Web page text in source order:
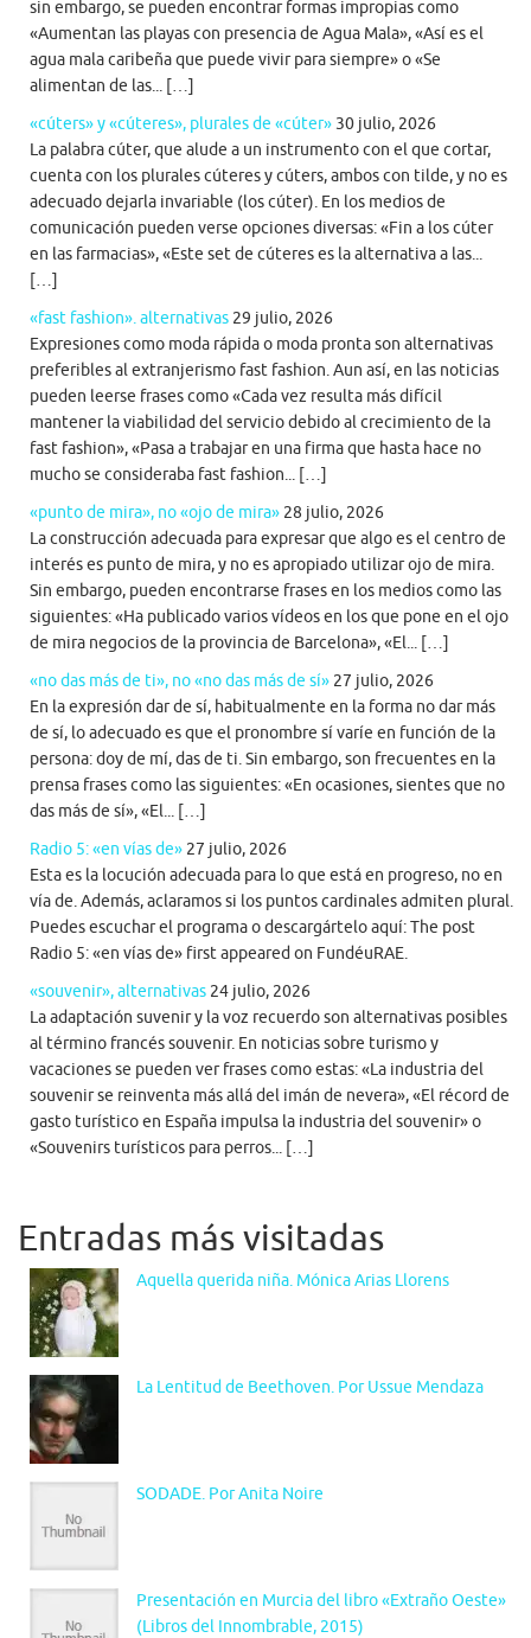
sin embargo, se pueden encontrar formas impropias como
«Aumentan las playas con presencia de Agua Mala», «Así es el
agua mala caribeña que puede vivir para siempre» o «Se
alimentan de las... […]
«cúters» y «cúteres», plurales de «cúter» 30 julio, 2026
La palabra cúter, que alude a un instrumento con el que cortar,
cuenta con los plurales cúteres y cúters, ambos con tilde, y no es
adecuado dejarla invariable (los cúter). En los medios de
comunicación pueden verse opciones diversas: «Fin a los cúter
en las farmacias», «Este set de cúteres es la alternativa a las...
[…]
«fast fashion». alternativas 29 julio, 2026
Expresiones como moda rápida o moda pronta son alternativas
preferibles al extranjerismo fast fashion. Aun así, en las noticias
pueden leerse frases como «Cada vez resulta más difícil
mantener la viabilidad del servicio debido al crecimiento de la
fast fashion», «Pasa a trabajar en una firma que hasta hace no
mucho se consideraba fast fashion... […]
«punto de mira», no «ojo de mira» 28 julio, 2026
La construcción adecuada para expresar que algo es el centro de
interés es punto de mira, y no es apropiado utilizar ojo de mira.
Sin embargo, pueden encontrarse frases en los medios como las
siguientes: «Ha publicado varios vídeos en los que pone en el ojo
de mira negocios de la provincia de Barcelona», «El... […]
«no das más de ti», no «no das más de sí» 27 julio, 2026
En la expresión dar de sí, habitualmente en la forma no dar más
de sí, lo adecuado es que el pronombre sí varíe en función de la
persona: doy de mí, das de ti. Sin embargo, son frecuentes en la
prensa frases como las siguientes: «En ocasiones, sientes que no
das más de sí», «El... […]
Radio 5: «en vías de» 27 julio, 2026
Esta es la locución adecuada para lo que está en progreso, no en
vía de. Además, aclaramos si los puntos cardinales admiten plural.
Puedes escuchar el programa o descargártelo aquí: The post
Radio 5: «en vías de» first appeared on FundéuRAE.
«souvenir», alternativas 24 julio, 2026
La adaptación suvenir y la voz recuerdo son alternativas posibles
al término francés souvenir. En noticias sobre turismo y
vacaciones se pueden ver frases como estas: «La industria del
souvenir se reinventa más allá del imán de nevera», «El récord de
gasto turístico en España impulsa la industria del souvenir» o
«Souvenirs turísticos para perros... […]
Entradas más visitadas
Aquella querida niña. Mónica Arias Llorens
La Lentitud de Beethoven. Por Ussue Mendaza
SODADE. Por Anita Noire
Presentación en Murcia del libro «Extraño Oeste»
(Libros del Innombrable, 2015)